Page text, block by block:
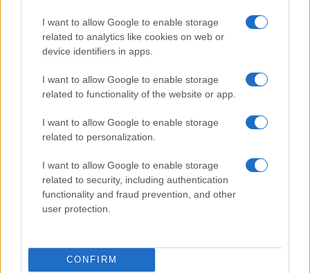
I want to allow Google to enable storage
related to analytics like cookies on web or
device identifiers in apps.
I want to allow Google to enable storage
related to functionality of the website or app.
I want to allow Google to enable storage
related to personalization.
I want to allow Google to enable storage
related to security, including authentication
functionality and fraud prevention, and other
user protection.
CONFIRM
Meteo Olbia 9 agosto, temperature in calo
va avanti: “Sicilia, ci sono”
Jovanotti, Gabry Ponte e Alfa: Olbia ombelico del
mondo per una notte